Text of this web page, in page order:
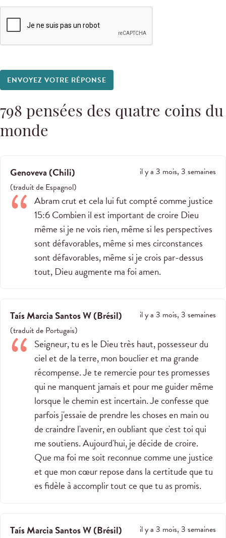
ENVOYEZ VOTRE RÉPONSE
798 pensées des quatre coins du
monde
Genoveva(Chili)
il y a 3 mois, 3 semaines
(traduit de Espagnol)
Abram crut et cela lui fut compté comme justice
15:6 Combien il est important de croire Dieu
même si je ne vois rien, même si les perspectives
sont défavorables, même si mes circonstances
sont défavorables, même si je crois par-dessus
tout, Dieu augmente ma foi amen.
Taís Marcia Santos W(Brésil)
il y a 3 mois, 3 semaines
(traduit de Portugais)
Seigneur, tu es le Dieu très haut, possesseur du
ciel et de la terre, mon bouclier et ma grande
récompense. Je te remercie pour tes promesses
qui ne manquent jamais et pour me guider même
lorsque le chemin est incertain. Je confesse que
parfois j'essaie de prendre les choses en main ou
de craindre l'avenir, en oubliant que c'est toi qui
me soutiens. Aujourd'hui, je décide de croire.
Que ma foi me soit reconnue comme une justice
et que mon cœur repose dans la certitude que tu
es fidèle à accomplir tout ce que tu as promis.
Taís Marcia Santos W(Brésil)
il y a 3 mois, 3 semaines